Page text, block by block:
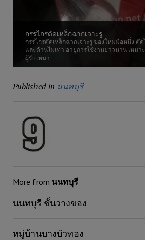
กรรไกรตัดเหล็กฉากเจาะรู
กรรไกรตัดเหล็กฉากเจาะรู ของใหม่มือหนึ่ง ตั
และด้านไม่เท่า อายุการใช้งานยาวนาน เหมา
ผู้รับเหมา
Published in นนทบุรี
More from นนทบุรี
นนทบุรี ชั้นวางของ
หมู่บ้านบางบัวทอง